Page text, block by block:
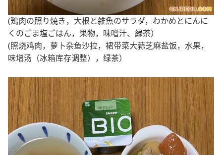
(鶏肉の照り焼き，大根と雑魚のサラダ，わかめとにんに
くのごま塩ごはん，果物，味噌汁、緑茶）
(照烧鸡肉，萝卜杂鱼沙拉，裙带菜大蒜芝麻盐饭，水果，
味增汤（冰箱库存调整），绿茶）